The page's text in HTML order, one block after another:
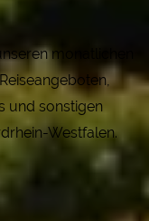
monatlichen
und sonstigen
Westfalen.